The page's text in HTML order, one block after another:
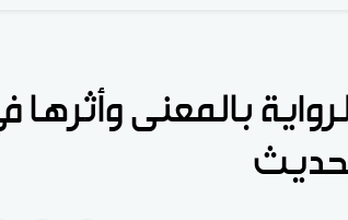
بالمعنى وأثرها